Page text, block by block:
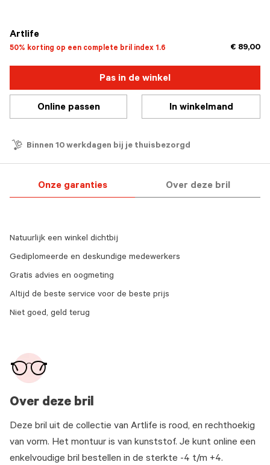
Artlife
50% korting op een complete bril index 1.6 € 89,00
Pas in de winkel
Online passen In winkelmand
Binnen 10 werkdagen bij je thuisbezorgd
Onze garanties Over deze bril
Over deze bril
Deze bril uit de collectie van Artlife is rood, en rechthoekig
van vorm. Het montuur is van kunststof. Je kunt online een
enkelvoudige bril bestellen in de sterkte -4 t/m +4.
Natuurlijk een winkel dichtbij
Gediplomeerde en deskundige medewerkers
Gratis advies en oogmeting
Altijd de beste service voor de beste prijs
Niet goed, geld terug